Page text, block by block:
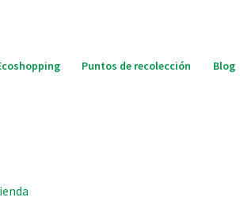
Puntos de recolección Blog